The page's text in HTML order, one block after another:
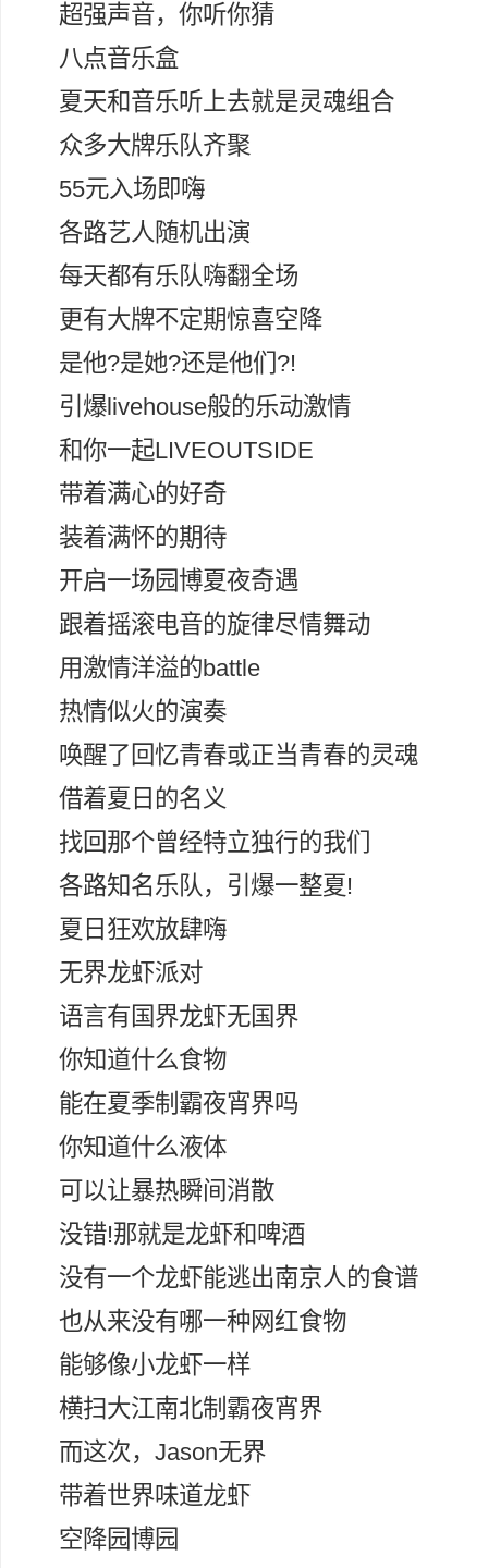
超强声音，你听你猜
八点音乐盒
夏天和音乐听上去就是灵魂组合
众多大牌乐队齐聚
55元入场即嗨
各路艺人随机出演
每天都有乐队嗨翻全场
更有大牌不定期惊喜空降
是他?是她?还是他们?!
引爆livehouse般的乐动激情
和你一起LIVEOUTSIDE
带着满心的好奇
装着满怀的期待
开启一场园博夏夜奇遇
跟着摇滚电音的旋律尽情舞动
用激情洋溢的battle
热情似火的演奏
唤醒了回忆青春或正当青春的灵魂
借着夏日的名义
找回那个曾经特立独行的我们
各路知名乐队，引爆一整夏!
夏日狂欢放肆嗨
无界龙虾派对
语言有国界龙虾无国界
你知道什么食物
能在夏季制霸夜宵界吗
你知道什么液体
可以让暴热瞬间消散
没错!那就是龙虾和啤酒
没有一个龙虾能逃出南京人的食谱
也从来没有哪一种网红食物
能够像小龙虾一样
横扫大江南北制霸夜宵界
而这次，Jason无界
带着世界味道龙虾
空降园博园